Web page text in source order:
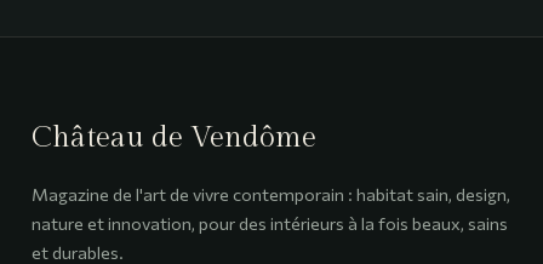
ne pas se tromper
réduire vos
Château de Vendôme
Magazine de l'art de vivre contemporain : habitat sain, design,
nature et innovation, pour des intérieurs à la fois beaux, sains
et durables.